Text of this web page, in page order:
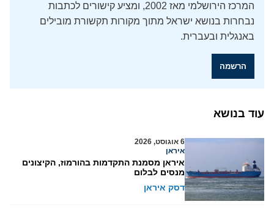
המרכז הירושלמי מאז 2002, ומציע קישורים לכתבות
נבחרות בנושא ישראל מתוך מקורות תקשורת מובילים
באנגלית ובעברית.
הרשמה
עוד בנושא
6 אוגוסט, 2026
איראן
איראן מסמנת התקדמות בהורמוז, הקיצונים
מנסים לבלום
דסק איראן